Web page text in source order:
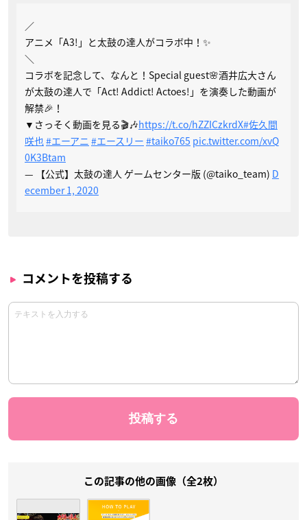
／
アニメ「A3!」と太鼓の達人がコラボ中！✨
＼
コラボを記念して、なんと！Special guest🌸酒井広大さん
が太鼓の達人で「Act! Addict! Actoes!」を演奏した動画が
解禁🎉！
▼さっそく動画を見る🎬🎶https://t.co/hZZICzkrdX#佐久間
咲也#エーアニ #エースリー #taiko765 pic.twitter.com/xvQ
0K3Btam
— 【公式】太鼓の達人 ゲームセンター版 (@taiko_team) D
ecember 1, 2020
コメントを投稿する
この記事の他の画像（全2枚）